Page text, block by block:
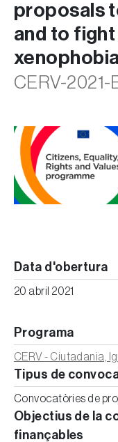
proposals
and to
CERV-2021-
Data d'obertura
20 abril 2021
Programa
CERV - Ciutadania,
Tipus de
Convocatòries de
Objectius de la
finançables